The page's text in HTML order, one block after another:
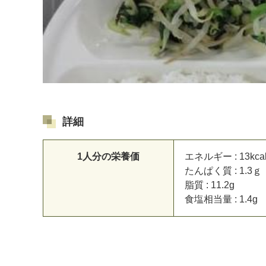
詳細
1人分の栄養価
エネルギー :
たんぱく質 : 1.3ｇ
脂質 : 11.2g
食塩相当量 : 1.4g